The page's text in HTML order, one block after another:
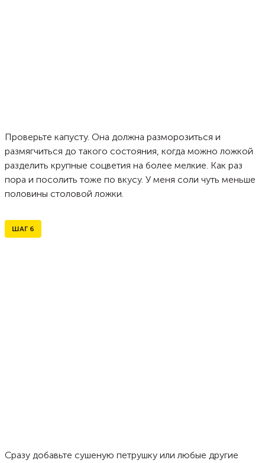
Проверьте капусту. Она должна разморозиться и
размягчиться до такого состояния, когда можно ложкой
разделить крупные соцветия на более мелкие. Как раз
пора и посолить тоже по вкусу. У меня соли чуть меньше
половины столовой ложки.
ШАГ 6
Сразу добавьте сушеную петрушку или любые другие